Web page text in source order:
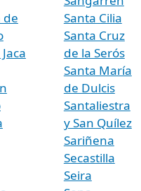
de
Santa Cilia
Santa Cruz
de la Serós
Santa María
de Dulcis
Santaliestra
y San Quílez
Sariñena
Secastilla
Seira